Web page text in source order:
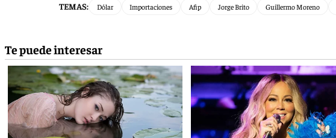
TEMAS: Dólar Importaciones Afip Jorge Brito Guillermo Moreno